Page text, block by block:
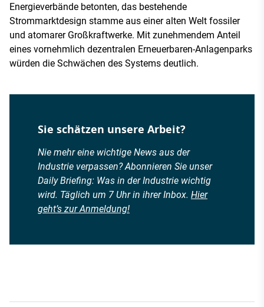
Energieverbände betonten, das bestehende
Strommarktdesign stamme aus einer alten Welt fossiler
und atomarer Großkraftwerke. Mit zunehmendem Anteil
eines vornehmlich dezentralen Erneuerbaren-Anlagenparks
würden die Schwächen des Systems deutlich.
Sie schätzen unsere Arbeit?
Nie mehr eine wichtige News aus der
Industrie verpassen? Abonnieren Sie unser
Daily Briefing: Was in der Industrie wichtig
wird. Täglich um 7 Uhr in ihrer Inbox. Hier
geht’s zur Anmeldung!